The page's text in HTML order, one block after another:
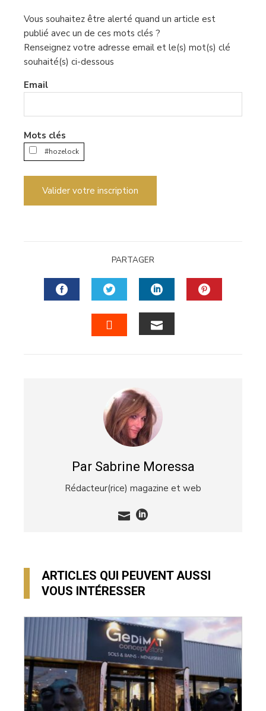
Vous souhaitez être alerté quand un article est
publié avec un de ces mots clés ?
Renseignez votre adresse email et le(s) mot(s) clé
souhaité(s) ci-dessous
Email
Mots clés
#hozelock
Valider votre inscription
PARTAGER
FACEBOOKTWITTERLINKEDIN
Par Sabrine Moressa
Rédacteur(rice) magazine et web
ARTICLES QUI PEUVENT AUSSI
VOUS INTÉRESSER